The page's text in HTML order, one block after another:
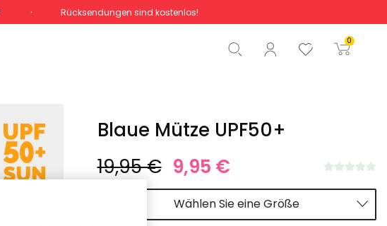
Rücksendungen sind kostenlos!
0
Gesamtbetrag 0,00 €
Start der Bestellung
Blaue Mütze UPF50+
19,95 € 9,95 €
Wählen Sie eine Größe